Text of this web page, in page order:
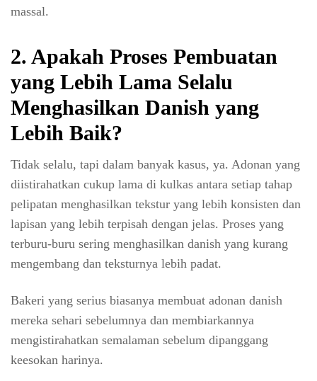
massal.
2. Apakah Proses Pembuatan
yang Lebih Lama Selalu
Menghasilkan Danish yang
Lebih Baik?
Tidak selalu, tapi dalam banyak kasus, ya. Adonan yang
diistirahatkan cukup lama di kulkas antara setiap tahap
pelipatan menghasilkan tekstur yang lebih konsisten dan
lapisan yang lebih terpisah dengan jelas. Proses yang
terburu-buru sering menghasilkan danish yang kurang
mengembang dan teksturnya lebih padat.
Bakeri yang serius biasanya membuat adonan danish
mereka sehari sebelumnya dan membiarkannya
mengistirahatkan semalaman sebelum dipanggang
keesokan harinya.